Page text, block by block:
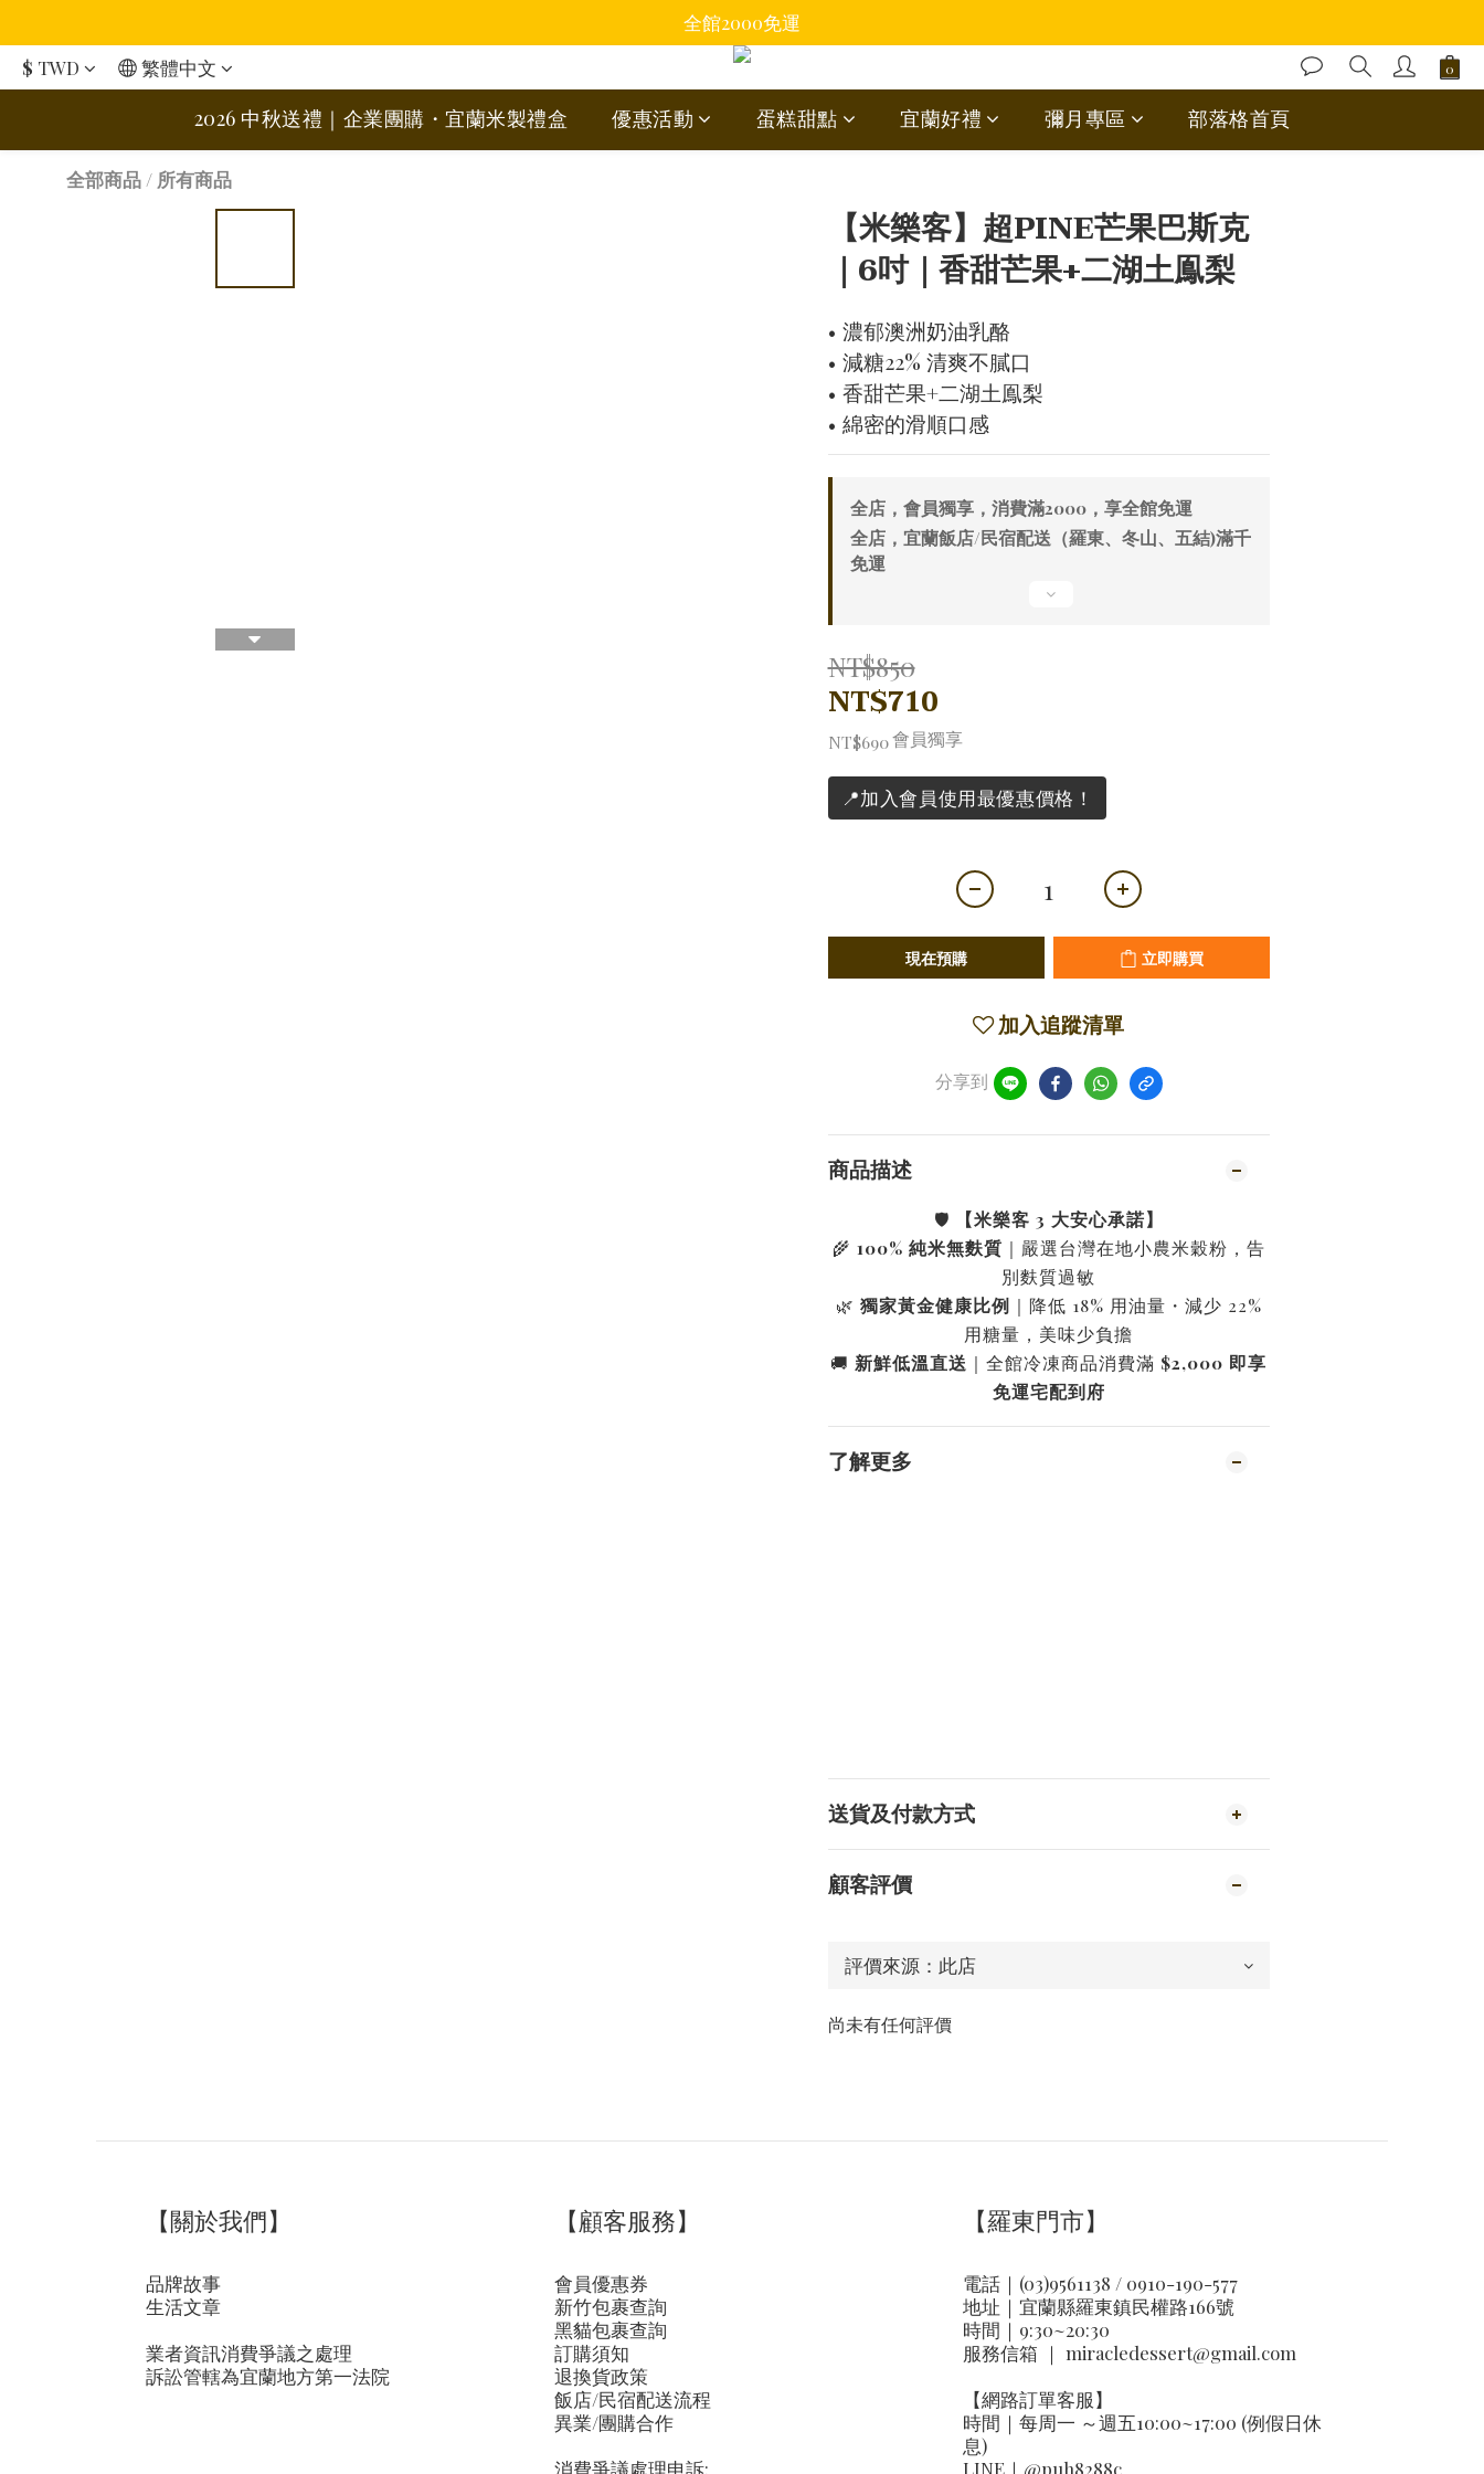
全館2000免運
$ TWD 繁體中文
2026 中秋送禮｜企業團購・宜蘭米製禮盒 優惠活動 蛋糕甜點 宜蘭好禮 彌月專區 部落格首頁
全部商品 / 所有商品
【米樂客】超PINE芒果巴斯克
｜6吋｜香甜芒果+二湖土鳯梨
• 濃郁澳洲奶油乳酪
• 減糖22% 清爽不膩口
• 香甜芒果+二湖土鳯梨
• 綿密的滑順口感
全店，會員獨享，消費滿2000，享全館免運
全店，宜蘭飯店/民宿配送（羅東、冬山、五結)滿千
免運
NT$850
NT$710
NT$690會員獨享
📍加入會員使用最優惠價格！
現在預購 立即購買
加入追蹤清單
分享到
商品描述
🛡️
【米樂客 3 大安心承諾】
🌾 100% 純米無麩質 ｜嚴選台灣在地小農米穀粉，告
別麩質過敏
🌿 獨家黃金健康比例 ｜降低 18% 用油量・減少 22%
用糖量，美味少負擔
🚚 新鮮低溫直送 ｜全館冷凍商品消費滿 $2,000 即享
免運宅配到府
了解更多
送貨及付款方式
顧客評價
尚未有任何評價
【關於我們】
品牌故事
生活文章
業者資訊消費爭議之處理
訴訟管轄為宜蘭地方第一法院
【顧客服務】
會員優惠券
新竹包裹查詢
黑貓包裹查詢
訂購須知
退換貨政策
飯店/民宿配送流程
異業/團購合作
消費爭議處理申訴:
【羅東門市】
電話｜(03)9561138 / 0910-190-577
地址｜ 宜蘭縣羅東鎮民權路166號
時間｜9:30~20:30
服務信箱 ｜ miracledessert@gmail.com
【網路訂單客服】
時間｜每周一 ～週五10:00~17:00 (例假日休
息)
LINE｜ @puh8288c